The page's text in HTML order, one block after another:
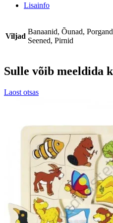
Lisainfo
Viljad
Banaanid, Õunad,
Seened, Pirnid
Sulle võib meeldida
Laost otsas